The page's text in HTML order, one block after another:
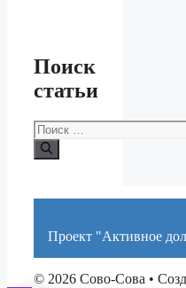
Поиск
статьи
Поиск:
Проект "Активное
© 2026 Сово-Сова •